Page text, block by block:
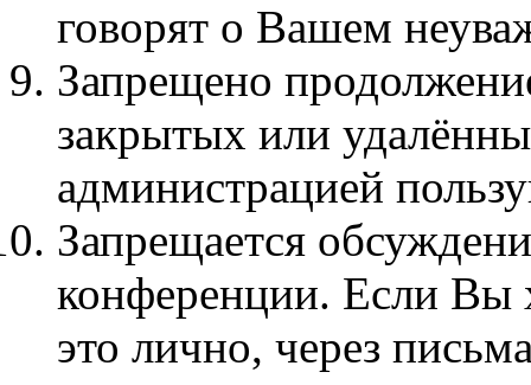
говорят о Вашем
Запрещено
закрытых или
администрацией
Запрещается
конференции. Если Вы
это лично, через